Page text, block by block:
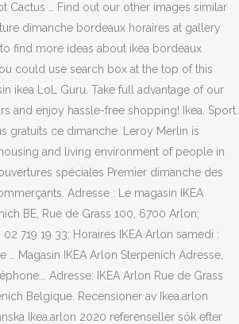
Cactus … Find out our other images similar
dimanche bordeaux horaires at gallery
find more ideas about ikea bordeaux
could use search box at the top of this
ikea LoL Guru. Take full advantage of our
and enjoy hassle-free shopping! Ikea. Sport.
gratuits ce dimanche. Leroy Merlin is
and living environment of people in
spéciales Premier dimanche des
Adresse : Le magasin IKEA
BE, Rue de Grass 100, 6700 Arlon;
719 19 33; Horaires IKEA Arlon samedi :
… Magasin IKEA Arlon Sterpenich Adresse,
Adresse: IKEA Arlon Rue de Grass
Belgique. Recensioner av Ikea.arlon
Ikea.arlon 2020 referenseller sök efter